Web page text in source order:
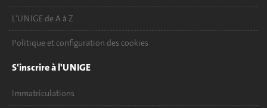
L'UNIGE de A à Z
Politique et configuration des cookies
S'inscrire à l'UNIGE
Immatriculations